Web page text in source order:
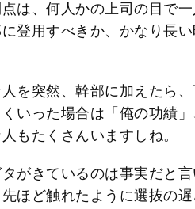
は、何人かの上司の目で
登用すべきか、かなり長
を突然、幹部に加えたら
いった場合は「俺の功績
もたくさんいますしね。
がきているのは事実だと
ほど触れたように選抜の